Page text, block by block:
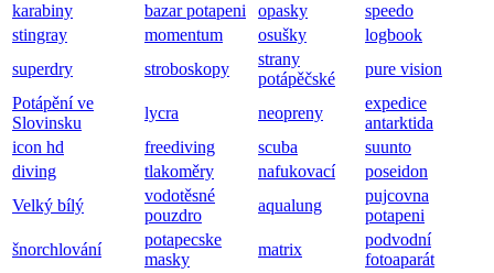
karabiny
bazar potapeni opasky
speedo
stingray
momentum osušky
logbook
superdry
stroboskopy
strany
potápěčské
pure vision
Potápění ve
Slovinsku
lycra neopreny
expedice
antarktida
icon hd
freediving scuba
suunto
diving
tlakoměry nafukovací
poseidon
Velký bílý
vodotěsné
pouzdro
aqualung
pujcovna
potapeni
šnorchlování
potapecske
masky
matrix
podvodní
fotoaparát